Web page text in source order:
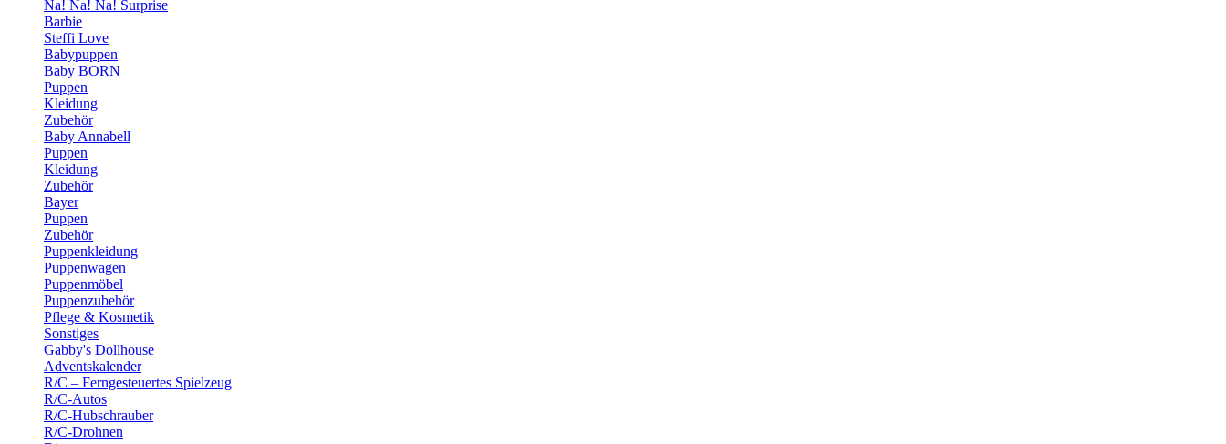
Na! Na! Na! Surprise
Barbie
Steffi Love
Babypuppen
Baby BORN
Puppen
Kleidung
Zubehör
Baby Annabell
Puppen
Kleidung
Zubehör
Bayer
Puppen
Zubehör
Puppenkleidung
Puppenwagen
Puppenmöbel
Puppenzubehör
Pflege & Kosmetik
Sonstiges
Gabby's Dollhouse
Adventskalender
R/C – Ferngesteuertes Spielzeug
R/C-Autos
R/C-Hubschrauber
R/C-Drohnen